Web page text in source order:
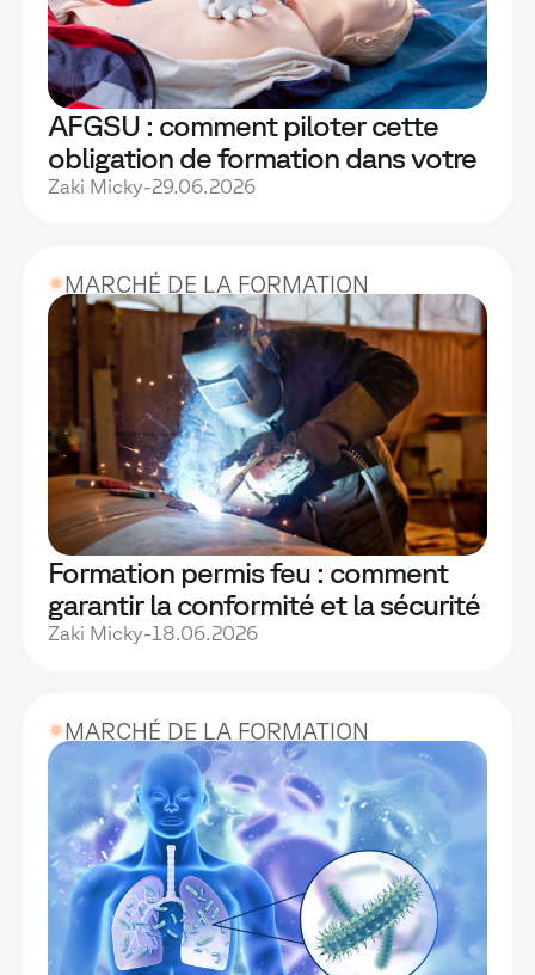
AFGSU : comment piloter cette
obligation de formation dans votre
établissement de santé
Zaki Micky-29.06.2026
MARCHÉ DE LA FORMATION
Formation permis feu : comment
garantir la conformité et la sécurité
de vos équipes
Zaki Micky-18.06.2026
MARCHÉ DE LA FORMATION